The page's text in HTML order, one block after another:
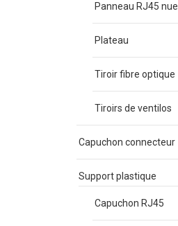
Panneau RJ45 nue
Plateau
Tiroir fibre optique
Tiroirs de ventilos
Capuchon connecteur
Support plastique
Capuchon RJ45